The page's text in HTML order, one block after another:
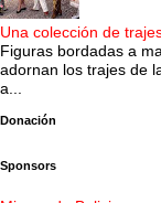
Una colección de
Figuras bordadas a
adornan los trajes de
a...
Donación
Sponsors